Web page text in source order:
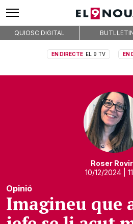
QUIOSC DIGITAL
EN DIRECTE EL 9 TV EN
Roser
10/12/2024|
Opinió
Imagineu que